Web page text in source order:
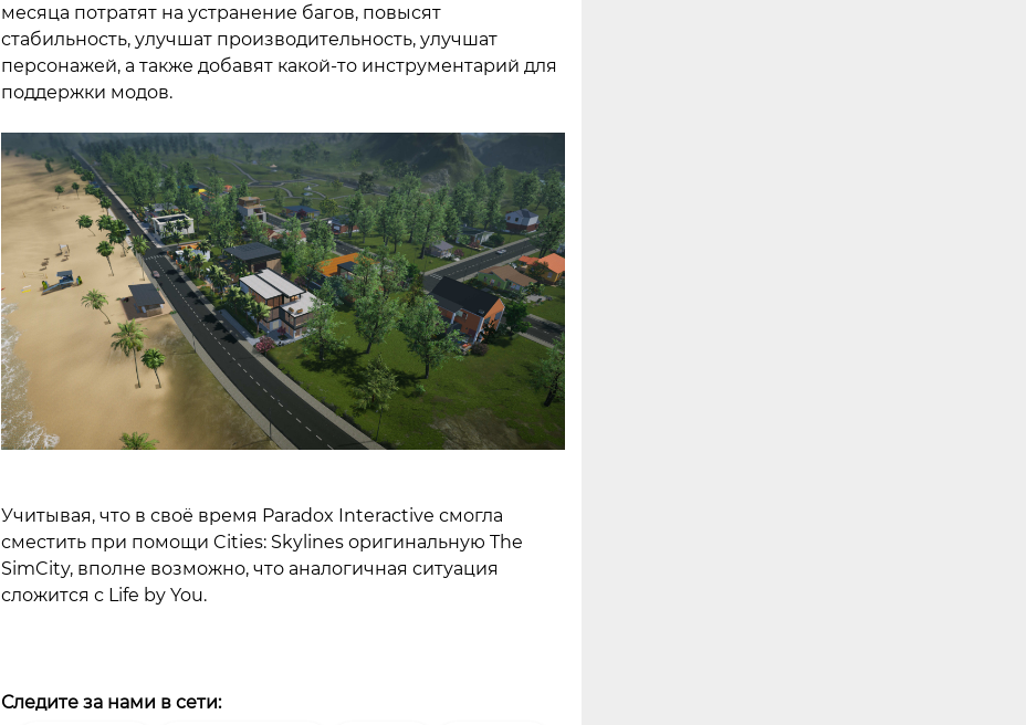
месяца потратят на устранение багов, повысят
стабильность, улучшат производительность, улучшат
персонажей, а также добавят какой-то инструментарий для
поддержки модов.
Учитывая, что в своё время Paradox Interactive смогла
сместить при помощи Cities: Skylines оригинальную The
SimCity, вполне возможно, что аналогичная ситуация
сложится с Life by You.
Следите за нами в сети: